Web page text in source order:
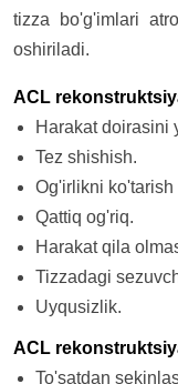
tizza bo'g'imlari
oshiriladi.
ACL
Harakat doirasini
Tez shishish.
Og'irlikni
Qattiq og'riq.
Harakat qila
Tizzadagi
Uyqusizlik.
ACL
To'satdan